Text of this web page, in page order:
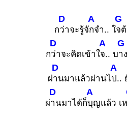
ก
D
ว่าจะรู้จั
A
กจำ.. ใ
G
จ
ก
D
ว่าจะคิดเข้าใ
A
จ.. บ
G
า
ผ่
D
านมาแล้วผ่านไ
A
ป..
ผ่
D
านมาได้ก็
A
บุญแล้ว เห